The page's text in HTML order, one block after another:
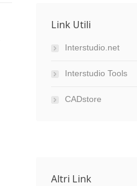
Link Utili
Interstudio.net
Interstudio Tools
CADstore
Altri Link